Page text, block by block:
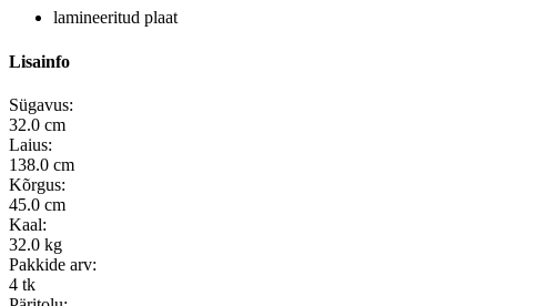
lamineeritud plaat
Lisainfo
Sügavus:
32.0 cm
Laius:
138.0 cm
Kõrgus:
45.0 cm
Kaal:
32.0 kg
Pakkide arv:
4 tk